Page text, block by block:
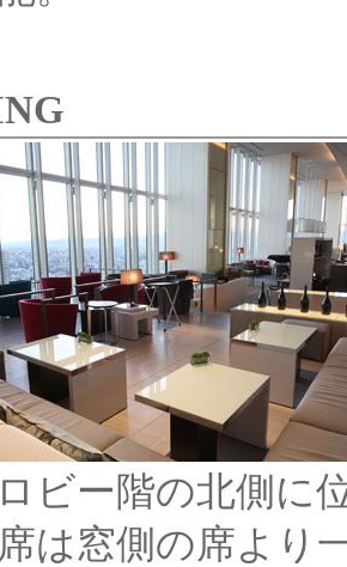
ビー階の北側に
は窓側の席より